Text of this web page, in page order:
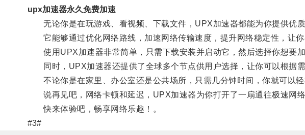
upx加速器永久免费加速
无论你是在玩游戏、看视频、下载文件，UPX加速器都能为你提供优质
它能够通过优化网络路线，加速网络传输速度，提升网络稳定性，让你
使用UPX加速器非常简单，只需下载安装并启动它，然后选择你想要
同时，UPX加速器还提供了全球多个节点供用户选择，让你可以根据需
不论你是在家里、办公室还是公共场所，只需几分钟时间，你就可以轻
说再见吧，网络卡顿和延迟，UPX加速器为你打开了一扇通往极速网络
快来体验吧，畅享网络乐趣！。
#3#